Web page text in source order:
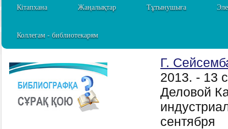
Кітапхана Жаңалықтар Тұтынушыға
Коллегам - библиотекарям
Г.
2013. - 13
Деловой
сентября